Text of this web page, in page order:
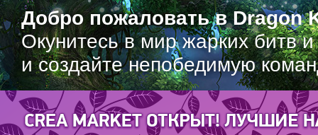
Добро пожаловать в Dragon
Окунитесь в мир жарких битв
и создайте непобедимую